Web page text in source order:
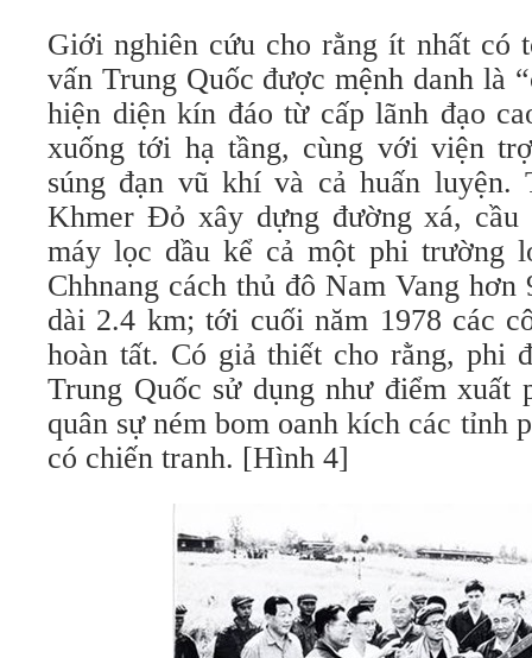
Giới nghiên cứu cho rằng ít nhất có
vấn Trung Quốc được mệnh danh là
hiện diện kín đáo từ cấp lãnh đạo
xuống tới hạ tầng, cùng với viện
súng đạn vũ khí và cả huấn luyện.
Khmer Đỏ xây dựng đường xá, cầu
máy lọc dầu kể cả một phi trường
Chhnang cách thủ đô Nam Vang
dài 2.4 km; tới cuối năm 1978 các
hoàn tất. Có giả thiết cho rằng, phi
Trung Quốc sử dụng như điểm xuất
quân sự ném bom oanh kích các tỉnh
có chiến tranh. [Hình 4]